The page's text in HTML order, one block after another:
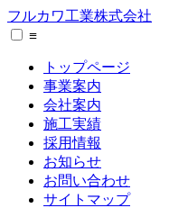
フルカワ工業株式会社
≡
トップページ
事業案内
会社案内
施工実績
採用情報
お知らせ
お問い合わせ
サイトマップ